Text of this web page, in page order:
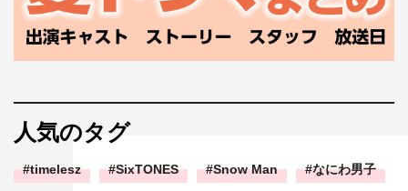
人気のタグ
timelesz SixTONES Snow Man なにわ男子